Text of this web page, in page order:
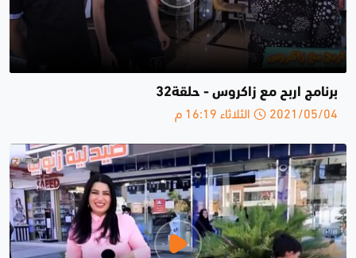
برنامج اربح مع زاكروس - حلقة32
2021/05/04 الثلاثاء 16:19 م